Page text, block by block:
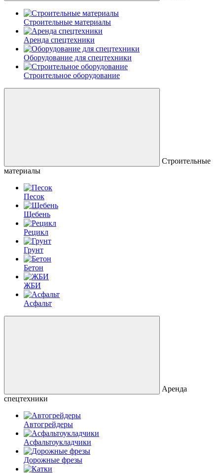
Строительные материалы
Аренда спецтехники
Оборудование для спецтехники
Строительное оборудование
Строительные
материалы
Песок
Щебень
Рецикл
Грунт
Бетон
ЖБИ
Асфальт
Аренда
спецтехники
Автогрейдеры
Асфальто­укладчики
Дорожные фрезы